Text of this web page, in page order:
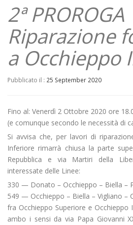
2ª PROROGA
Riparazione
a Occhieppo
Pubblicato il : 25 September 2020
Fino al: Venerdì 2 Ottobre 2020 ore
(e comunque secondo le necessità di
Si avvisa che, per lavori di
Inferiore rimarrà chiusa la parte
Repubblica e via Martiri della
interessate delle Linee:
330 — Donato – Occhieppo – Biella –
549 — Occhieppo – Biella – Vigliano –
fra Occhieppo Superiore e
ambo i sensi da via Papa Giovanni